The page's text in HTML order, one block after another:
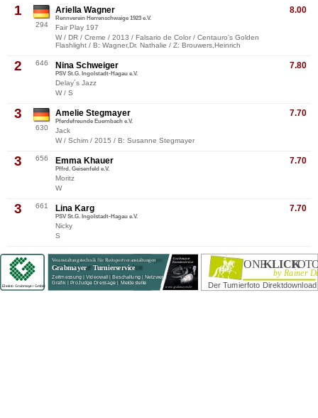
1
294
8.00
Ariella Wagner
Rennverein Herrenschwaige 1923 e.V.
Fair Play 197
W / DR / Creme / 2013 / Falsario de Color / Centauro's Golden
Flashlight / B: Wagner,Dr. Nathalie / Z: Brouwers,Heinrich
2 646 7.80
Nina Schweiger
PSV St.G. Ingolstadt-Hagau e.V.
Delay´s Jazz
W / S
3
630
7.70
Amelie Stegmayer
Pferdefreunde Euernbach e.V.
Jack
W / Schim / 2015 / B: Susanne Stegmayer
3 656 7.70
Emma Khauer
Pffrd. Geisenfeld e.V.
Moritz
W
3 661 7.70
Lina Karg
PSV St.G. Ingolstadt-Hagau e.V.
Nicky
S